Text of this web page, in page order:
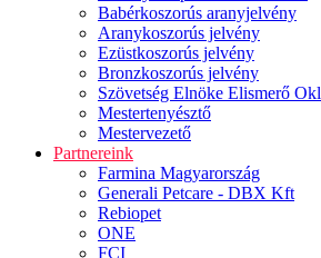
Babérkoszorús aranyjelvény
Aranykoszorús jelvény
Ezüstkoszorús jelvény
Bronzkoszorús jelvény
Szövetség Elnöke Elismerő
Mestertenyésztő
Mestervezető
Partnereink
Farmina Magyarország
Generali Petcare - DBX Kft
Rebiopet
ONE
FCI